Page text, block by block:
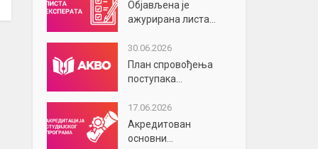
Објављена је
ажурирана листа...
30.06.2026
План спровођења
поступака...
17.06.2026
Акредитован
основни...